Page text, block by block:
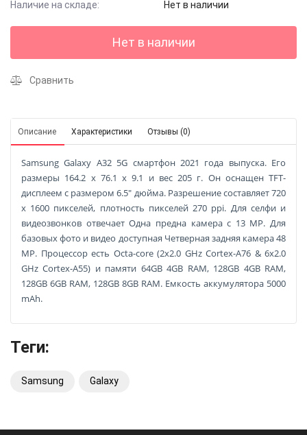
Наличие на складе:
Нет в наличии
Нет в наличии
Сравнить
Описание Характеристики Отзывы (0)
Samsung Galaxy A32 5G смартфон 2021 года выпуска. Его
размеры 164.2 x 76.1 x 9.1 и вес 205 г. Он оснащен TFT-
дисплеем с размером 6.5" дюйма. Разрешение составляет 720
x 1600 пикселей, плотность пикселей 270 ppi. Для селфи и
видеозвонков отвечает Одна предна камера с 13 MP. Для
базовых фото и видео доступная Четверная задняя камера 48
MP. Процессор есть Octa-core (2x2.0 GHz Cortex-A76 & 6x2.0
GHz Cortex-A55) и памяти 64GB 4GB RAM, 128GB 4GB RAM,
128GB 6GB RAM, 128GB 8GB RAM. Емкость аккумулятора 5000
mAh.
Теги:
Samsung Galaxy